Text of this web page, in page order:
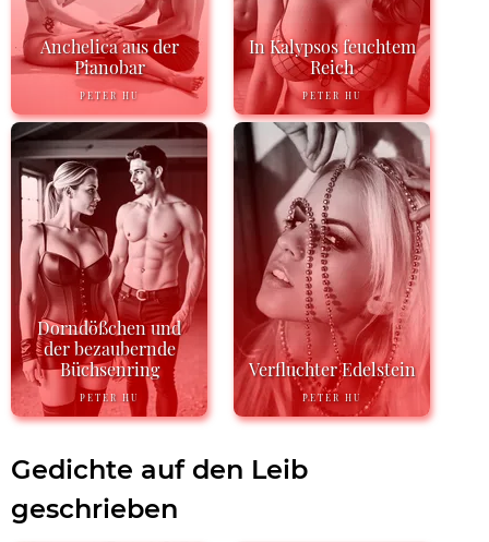
Anchelica aus der
Pianobar
PETER HU
In Kalypsos feuchtem
Reich
PETER HU
Dorndößchen und
der bezaubernde
Büchsenring
PETER HU
Verfluchter Edelstein
PETER HU
Gedichte auf den Leib
geschrieben